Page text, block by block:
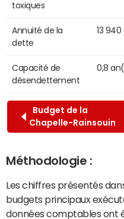
toxiques
Annuité de la
dette
13
Capacité de
désendettement
0,8
Budget de la
Chapelle-Rainsouin
Méthodologie :
Les chiffres présentés
budgets principaux
données comptables ont